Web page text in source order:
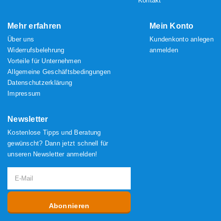
Mehr erfahren
Über uns
Widerrufsbelehrung
Vorteile für Unternehmen
Allgemeine Geschäftsbedingungen
Datenschutzerklärung
Impressum
Mein Konto
Kundenkonto anlegen
anmelden
Newsletter
Kostenlose Tipps und Beratung
gewünscht? Dann jetzt schnell für
unseren Newsletter anmelden!
Abonnieren